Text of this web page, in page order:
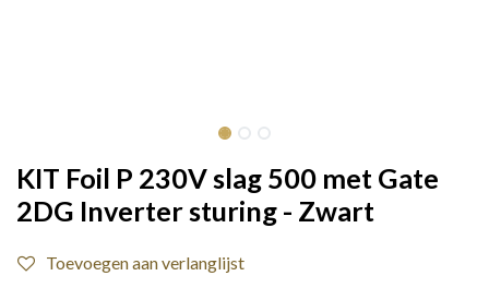
KIT Foil P 230V slag 500 met Gate
2DG Inverter sturing - Zwart
Toevoegen aan verlanglijst